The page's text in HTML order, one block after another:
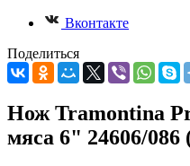
Вконтакте
Поделиться
Нож Tramontina
мяса 6" 24606/086